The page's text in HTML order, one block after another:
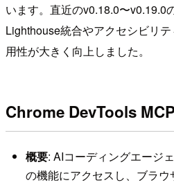
います。直近のv0.18.0〜v0.19.0
Lighthouse統合やアクセシビリ
用性が大きく向上しました。
Chrome DevTools
概要: AIコーディングエージ
の機能にアクセスし、ブラ